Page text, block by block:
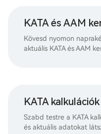
KATA és AAM
Kövesd nyomon
aktuális KATA és AAM
KATA
Szabd testre a KATA
és aktuális adatokat